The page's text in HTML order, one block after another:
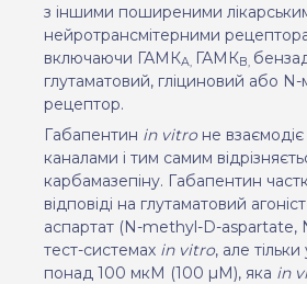
з іншими поширеними
нейротрансмітерними
включаючи ГАМКА, ГАМКВ,
глутаматовий, гліциновий або
рецептор.
Габапентин in vitroне взаємодіє
каналами і тим самим
карбамазепіну. Габапентин
відповіді на глутаматовий
аспартат (N-methyl-D-aspartate,
тест-системах in vitro, але
понад 100 мкМ (100 µМ), яка in